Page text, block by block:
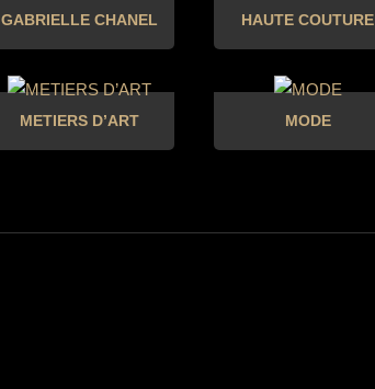
GABRIELLE CHANEL HAUTE COUTURE
METIERS D’ART MODE